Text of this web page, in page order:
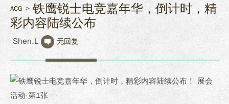
ACG
铁鹰锐士电竞嘉年华，倒计时，精
彩内容陆续公布
Shen.L 无回复